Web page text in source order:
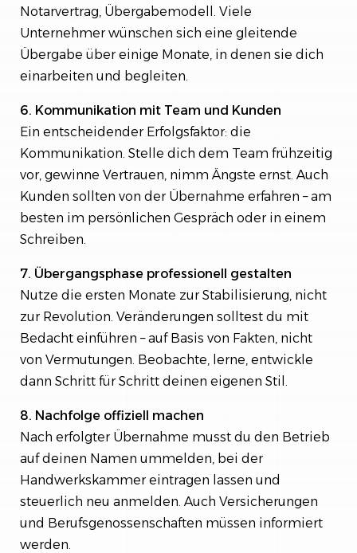
Notarvertrag, Übergabemodell. Viele
Unternehmer wünschen sich eine gleitende
Übergabe über einige Monate, in denen sie dich
einarbeiten und begleiten.
6. Kommunikation mit Team und Kunden
Ein entscheidender Erfolgsfaktor: die
Kommunikation. Stelle dich dem Team frühzeitig
vor, gewinne Vertrauen, nimm Ängste ernst. Auch
Kunden sollten von der Übernahme erfahren – am
besten im persönlichen Gespräch oder in einem
Schreiben.
7. Übergangsphase professionell gestalten
Nutze die ersten Monate zur Stabilisierung, nicht
zur Revolution. Veränderungen solltest du mit
Bedacht einführen – auf Basis von Fakten, nicht
von Vermutungen. Beobachte, lerne, entwickle
dann Schritt für Schritt deinen eigenen Stil.
8. Nachfolge offiziell machen
Nach erfolgter Übernahme musst du den Betrieb
auf deinen Namen ummelden, bei der
Handwerkskammer eintragen lassen und
steuerlich neu anmelden. Auch Versicherungen
und Berufsgenossenschaften müssen informiert
werden.